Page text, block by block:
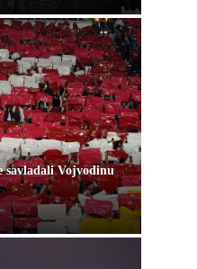
savladali Vojvodinu